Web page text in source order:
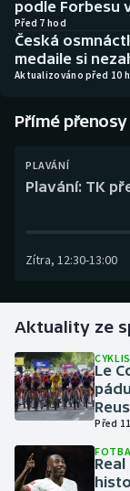
Biatlon
Boby a
Box
Curling
Golf
Gymnastika
Házená
Jezdectví
Aplikace ČT
AZ kvíz
podle Forbesu
Před 7 hod
Česká
medaile si
Aktualizováno před 10
Přímé přenosy
PLAVÁNÍ
Plavání: TK
Zítra, 12:30-13:00
Aktuality ze
Le
Před